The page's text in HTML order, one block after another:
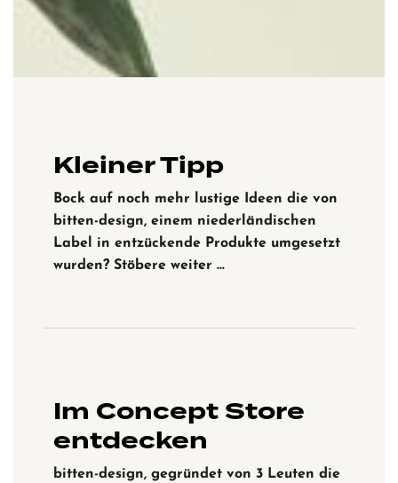
Kleiner Tipp
Bock auf noch mehr lustige Ideen die von
bitten-design, einem niederländischen
Label in entzückende Produkte umgesetzt
wurden? Stöbere weiter …
Im Concept Store
entdecken
bitten-design, gegründet von 3 Leuten die